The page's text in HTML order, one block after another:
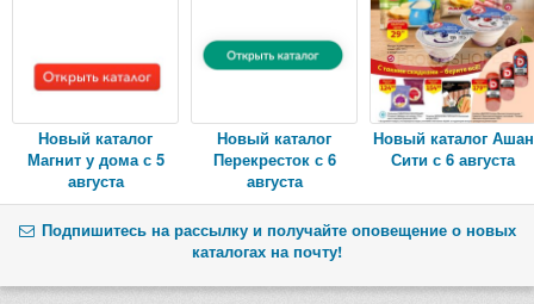
Новый каталог
Магнит у дома с 5
августа
Новый каталог
Перекресток с 6
августа
Новый каталог Ашан
Сити с 6 августа
Подпишитесь на рассылку и получайте оповещение о новых
каталогах на почту!